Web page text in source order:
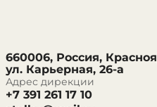
660006, Россия,
ул. Карьерная, 26-а
Адрес дирекции
+7 391 261 17 10